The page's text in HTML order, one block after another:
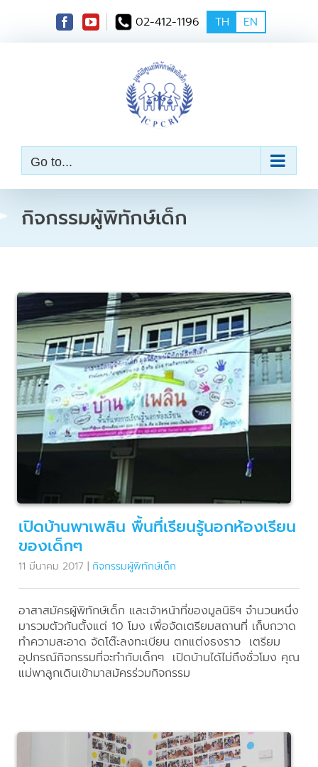
t
02-412-1196 TH EN
Go to...
กิจกรรมผู้พิทักษ์เด็ก
เปิดบ้านพาเพลิน พื้นที่เรียนรู้นอกห้องเรียน
ของเด็กๆ
11 มีนาคม 2017 | กิจกรรมผู้พิทักษ์เด็ก
อาสาสมัครผู้พิทักษ์เด็ก และเจ้าหน้าที่ของมูลนิธิฯ จำนวนหนึ่ง
มารวมตัวกันตั้งแต่ 10 โมง เพื่อจัดเตรียมสถานที่ เก็บกวาด
ทำความสะอาด จัดโต๊ะลงทะเบียน ตกแต่งธงราว เตรียม
อุปกรณ์กิจกรรมที่จะทำกับเด็กๆ เปิดบ้านได้ไม่ถึงชั่วโมง คุณ
แม่พาลูกเดินเข้ามาสมัครร่วมกิจกรรม